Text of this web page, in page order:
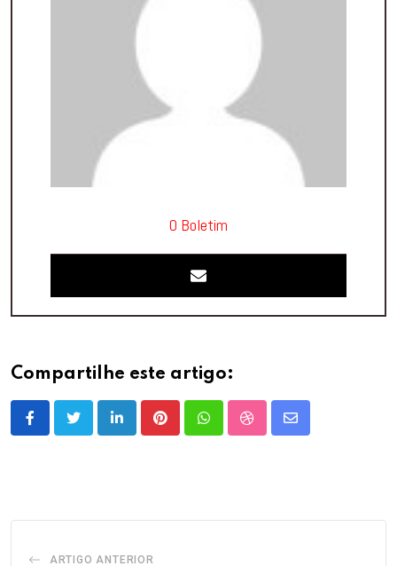
O Boletim
Compartilhe este artigo:
LinkedInPinterestWhatsappStumbleUpon
Share
ARTIGO ANTERIOR